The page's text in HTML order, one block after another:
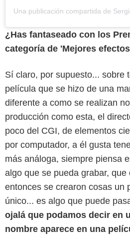
¿Has fantaseado con los
categoría de 'Mejores
Sí claro, por supuesto... sobre
película que se hizo de una
diferente a como se realizan
producción como esta, el
poco del CGI, de elementos
por computador, a él gusta
más análoga, siempre piensa
algo que se pueda grabar, que
entonces se crearon cosas un
único... es algo que puede
ojalá que podamos decir en
nombre aparece en una